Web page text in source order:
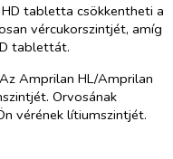
tabletta csökkentheti a
vércukorszintjét, amíg
tablettát.
Amprilan HL/Amprilan
Orvosának
vérének lítiumszintjét.